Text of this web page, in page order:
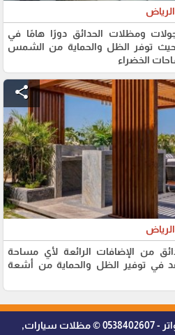
ومظلات الحدائق دورًا هامًا في
حيث توفر الظل والحماية من الشمس
الخضراء
share
من الإضافات الرائعة لأي مساحة
في توفير الظل والحماية من أشعة
ظلال التميز للمظلات والسواتر - 0538402607 © مظلات سيارات,